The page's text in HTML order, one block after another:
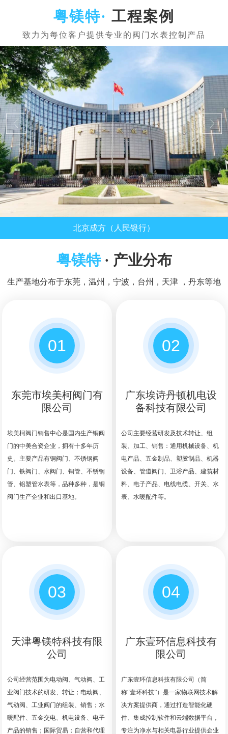
工程案例
北京成方（人民银行）
粤镁特· 产业分布
生产基地分布于东莞，温州，宁波，台州，天津 ，丹东等地
01
东莞市埃美柯阀门有
限公司
埃美柯阀门销售中心是国内生产铜阀
门的中美合资企业，拥有十多年历
史。主要产品有铜阀门、不锈钢阀
门、铁阀门、水阀门、铜管、不锈钢
管、铝塑管水表等，品种多种，是铜
阀门生产企业和出口基地。
02
广东埃诗丹顿机电设
备科技有限公司
公司主要经营研发及技术转让、组
装、加工、销售：通用机械设备、机
电产品、五金制品、塑胶制品、机器
设备、管道阀门、卫浴产品、建筑材
料、电子产品、电线电缆、开关、水
表、水暖配件等。
03
天津粤镁特科技有限
公司
公司经营范围为电动阀、气动阀、工
业阀门技术的研发、转让；电动阀、
气动阀、工业阀门的组装、销售；水
暖配件、五金交电、机电设备、电子
产品的销售；国际贸易；自营和代理
04
广东壹环信息科技有
限公司
广东壹环信息科技有限公司（简
称“壹环科技”）是一家物联网技术解
决方案提供商，通过打造智能化硬
件、集成控制软件和云端数据平台，
专注为净水与相关电器行业提供企业